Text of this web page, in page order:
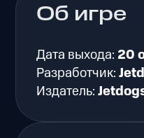
Об игре
Дата выхода: 20
Разработчик:
Издатель: